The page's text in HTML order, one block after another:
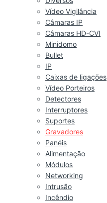
Vídeo Vigilância
Câmaras IP
Câmaras HD-CVI
Minidomo
Bullet
IP
Caixas de ligações
Vídeo Porteiros
Detectores
Interruptores
Suportes
Gravadores
Panéis
Alimentação
Módulos
Networking
Intrusão
Incêndio